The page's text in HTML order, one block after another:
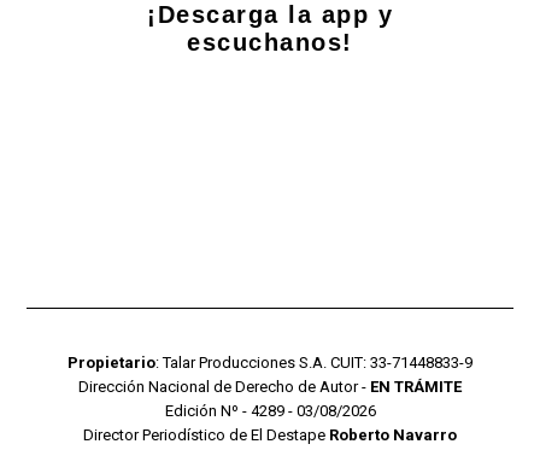
¡Descarga la app y
escuchanos!
Propietario: Talar Producciones S.A. CUIT: 33-71448833-9
Dirección Nacional de Derecho de Autor - EN TRÁMITE
Edición Nº - 4289 - 03/08/2026
Director Periodístico de El Destape Roberto Navarro